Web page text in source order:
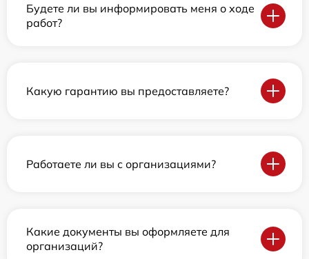
Будете ли вы информировать меня о ходе
работ?
Какую гарантию вы предоставляете?
Работаете ли вы с организациями?
Какие документы вы оформляете для
организаций?